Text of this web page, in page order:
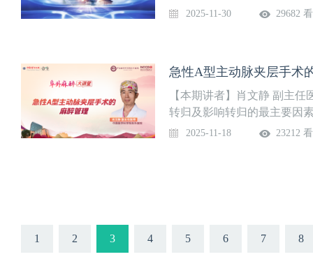
院）和国家老年麻醉联盟（
2025-11-30 29682
急性A型主动脉夹层手术
【本期讲者】肖文静 副主
转归及影响转归的最主要因
患者围术期麻醉管理一般原
2025-11-18 23212
1 2 3 4 5 6 7 8